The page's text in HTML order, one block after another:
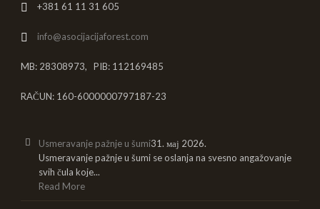
+381 61 11 31 605
info@asocijacijaforest.com
MB: 28308973, PIB: 112169485
RAČUN: 160-6000000797187-23
Usmeravanje pažnje u šumi31. мај 2026.
Usmeravanje pažnje u šumi se oslanja na svesno angažovanje
svih čula koje...
Read More